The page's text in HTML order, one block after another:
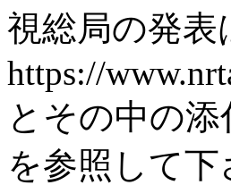
視総局の発表
https://
とその中の
を参照して下